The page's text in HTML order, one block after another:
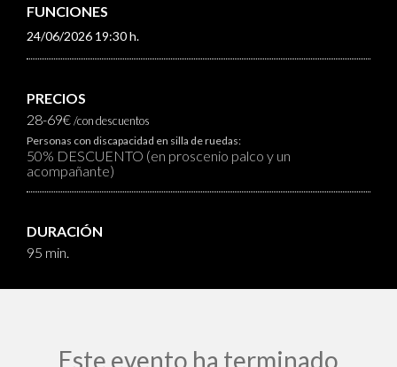
FUNCIONES
24/06/2026 19:30 h.
PRECIOS
28-69€/con descuentos
Personas con discapacidad en silla de ruedas:
50% DESCUENTO (en proscenio palco y un
acompañante)
DURACIÓN
95 min.
Este evento ha terminado